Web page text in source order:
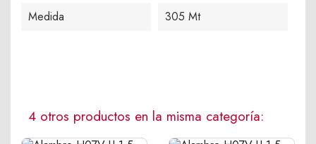
Medida 305 Mt
4 otros productos en la misma categoría: